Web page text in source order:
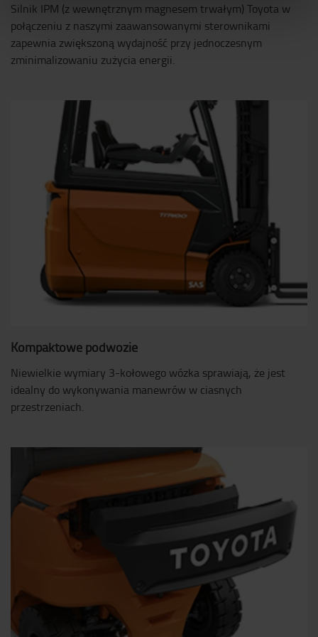
Silnik IPM (z wewnętrznym magnesem trwałym) Toyota w
połączeniu z naszymi zaawansowanymi sterownikami
zapewnia zwiększoną wydajność przy jednoczesnym
zminimalizowaniu zużycia energii.
Kompaktowe podwozie
Niewielkie wymiary 3-kołowego wózka sprawiają, że jest
idealny do wykonywania manewrów w ciasnych
przestrzeniach.